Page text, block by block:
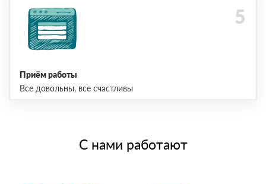
Приём работы
Все довольны, все счастливы
С нами работают